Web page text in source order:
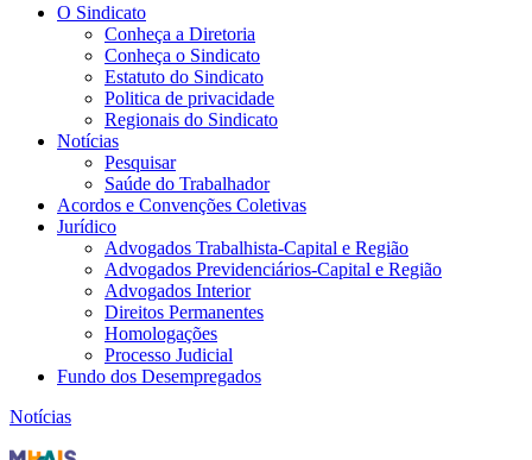
O Sindicato
Conheça a Diretoria
Conheça o Sindicato
Estatuto do Sindicato
Politica de privacidade
Regionais do Sindicato
Notícias
Pesquisar
Saúde do Trabalhador
Acordos e Convenções Coletivas
Jurídico
Advogados Trabalhista-Capital e Região
Advogados Previdenciários-Capital e Região
Advogados Interior
Direitos Permanentes
Homologações
Processo Judicial
Fundo dos Desempregados
Notícias
Radialistas